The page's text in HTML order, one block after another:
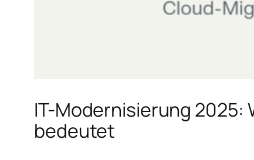
IT-Modernisierung 2025:
bedeutet